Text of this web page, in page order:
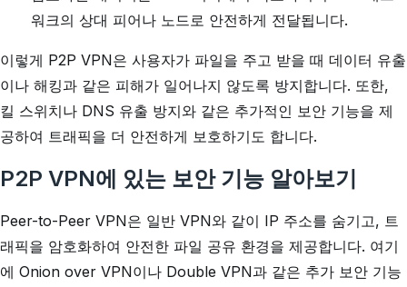
워크의 상대 피어나 노드로 안전하게 전달됩니다.
이렇게 P2P VPN은 사용자가 파일을 주고 받을 때 데이터 유출
이나 해킹과 같은 피해가 일어나지 않도록 방지합니다. 또한,
킬 스위치나 DNS 유출 방지와 같은 추가적인 보안 기능을 제
공하여 트래픽을 더 안전하게 보호하기도 합니다.
P2P VPN에 있는 보안 기능 알아보기
Peer-to-Peer VPN은 일반 VPN와 같이 IP 주소를 숨기고, 트
래픽을 암호화하여 안전한 파일 공유 환경을 제공합니다. 여기
에 Onion over VPN이나 Double VPN과 같은 추가 보안 기능